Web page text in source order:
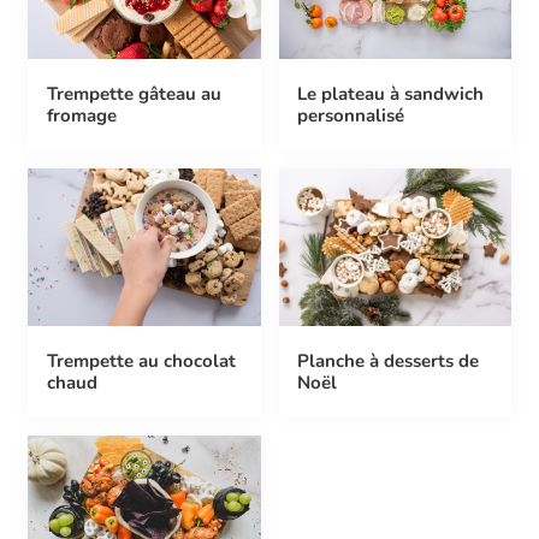
Trempette gâteau au
fromage
Le plateau à sandwich
personnalisé
Trempette au chocolat
chaud
Planche à desserts de
Noël